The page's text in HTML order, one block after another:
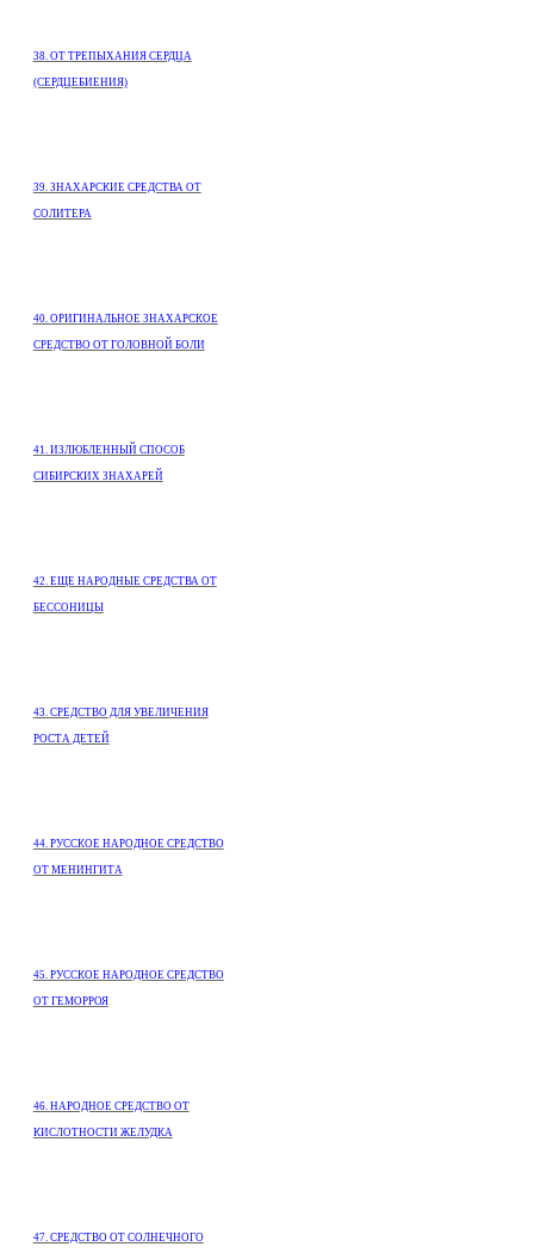
38. ОТ ТРЕПЫХАНИЯ СЕРДЦА
(СЕРДЦЕБИЕНИЯ)
39. ЗНАХАРСКИЕ СРЕДСТВА ОТ
СОЛИТЕРА
40. ОРИГИНАЛЬНОЕ ЗНАХАРСКОЕ
СРЕДСТВО ОТ ГОЛОВНОЙ БОЛИ
41. ИЗЛЮБЛЕННЫЙ СПОСОБ
СИБИРСКИХ ЗНАХАРЕЙ
42. ЕЩЕ НАРОДНЫЕ СРЕДСТВА ОТ
БЕССОНИЦЫ
43. СРЕДСТВО ДЛЯ УВЕЛИЧЕНИЯ
РОСТА ДЕТЕЙ
44. РУССКОЕ НАРОДНОЕ СРЕДСТВО
ОТ МЕНИНГИТА
45. РУССКОЕ НАРОДНОЕ СРЕДСТВО
ОТ ГЕМОРРОЯ
46. НАРОДНОЕ СРЕДСТВО ОТ
КИСЛОТНОСТИ ЖЕЛУДКА
47. СРЕДСТВО ОТ СОЛНЕЧНОГО